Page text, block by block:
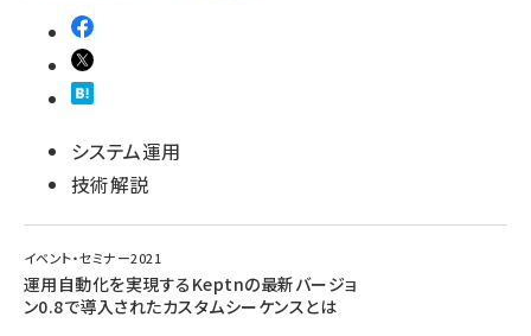
システム運用
技術解説
イベント・セミナー2021
運用自動化を実現するKeptnの最新バージョ
ン0.8で導入されたカスタムシーケンスとは